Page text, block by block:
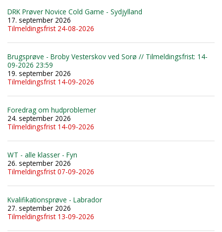
DRK Prøver Novice Cold Game - Sydjylland
17. september 2026
Tilmeldingsfrist 24-08-2026
Brugsprøve - Broby Vesterskov ved Sorø // Tilmeldingsfrist: 14-
09-2026 23:59
19. september 2026
Tilmeldingsfrist 14-09-2026
Foredrag om hudproblemer
24. september 2026
Tilmeldingsfrist 14-09-2026
WT - alle klasser - Fyn
26. september 2026
Tilmeldingsfrist 07-09-2026
Kvalifikationsprøve - Labrador
27. september 2026
Tilmeldingsfrist 13-09-2026